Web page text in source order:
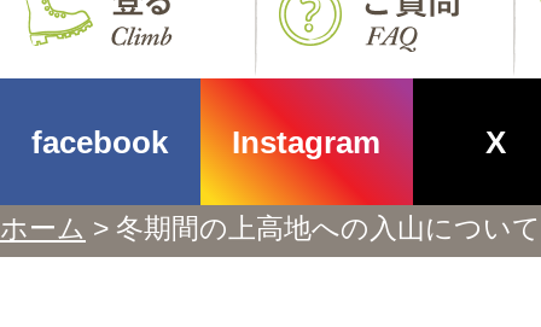
facebook Instagram X
ホーム > 冬期間の上高地への入山について